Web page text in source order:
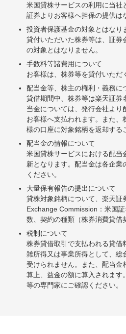
米国貸株サービスの利用に当
証券よりお客様へ担保の提供
投資者保護基金の対象とはなり
貸付いただいた株券等は、証
の対象とはなりません。
手数料等諸費用について
お客様は、株券等を貸付いた
配当金等、株主の権利・義務に
貸借期間中、株券等は楽天証
当金については、発行会社よ
お客様へ支払われます。また
様の口座に対象銘柄を返却す
配当金の情報について
米国貸株サービスにおける配当
新となります。配当金は各企
ください。
大量保有報告の提出について
貸株対象銘柄について、楽天
Exchange Commission：米国
数、契約の種類（株券消費貸
税制について
株券貸借取引で支払われる貸
雑所得又は事業所得として、
受けられません。また、配当
算上、益金の額に算入されま
等の専門家にご確認ください。